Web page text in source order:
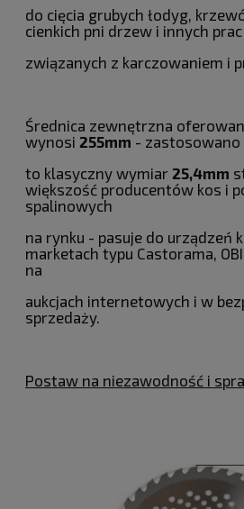
do cięcia grubych łodyg,
cienkich pni drzew i innych
związanych z karczowaniem i
Średnica zewnętrzna
wynosi 255mm-
to klasyczny wymiar 25,4mm
większość producentów kos i
spalinowych
na rynku - pasuje do urządzeń
marketach typu Castorama,
na
aukcjach internetowych i w
sprzedaży.
Postaw na niezawodność i